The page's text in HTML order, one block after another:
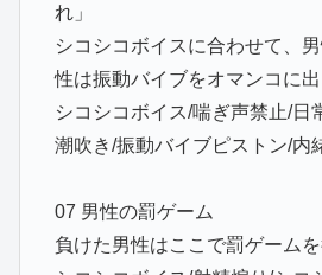
れ」
シコシコボイスに合わせて、
性は振動バイブをオマンコに出
シコシコボイス/喘ぎ声禁止/日
潮吹き/振動バイブピストン/内
07 男性の罰ゲーム
負けた男性はここで罰ゲームを